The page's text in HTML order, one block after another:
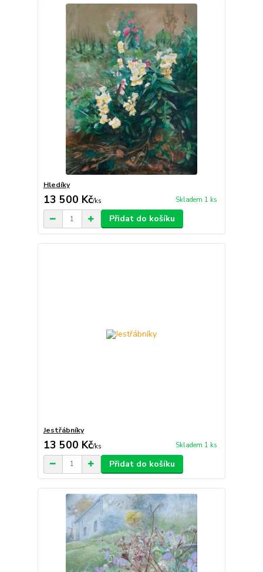
Hledíky
13 500 Kč/ks Skladem 1 ks
Přidat do košíku
Jestřábníky
13 500 Kč/ks Skladem 1 ks
Přidat do košíku